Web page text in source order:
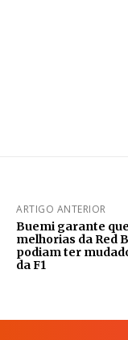
ARTIGO ANTERIOR
Buemi garante que
melhorias da Red
podiam ter
da F1